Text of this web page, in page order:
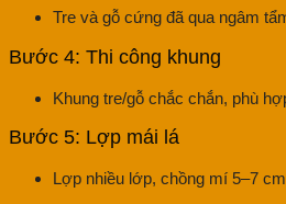
Tre và gỗ cứng đã qua ngâm
Bước 4: Thi công khung
Khung tre/gỗ chắc chắn, phù
Bước 5: Lợp mái lá
Lợp nhiều lớp, chồng mí 5–7